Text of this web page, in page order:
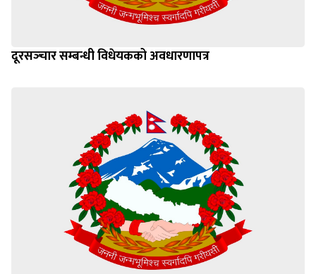
दूरसञ्‍चार सम्बन्धी विधेयकको अवधारणापत्र